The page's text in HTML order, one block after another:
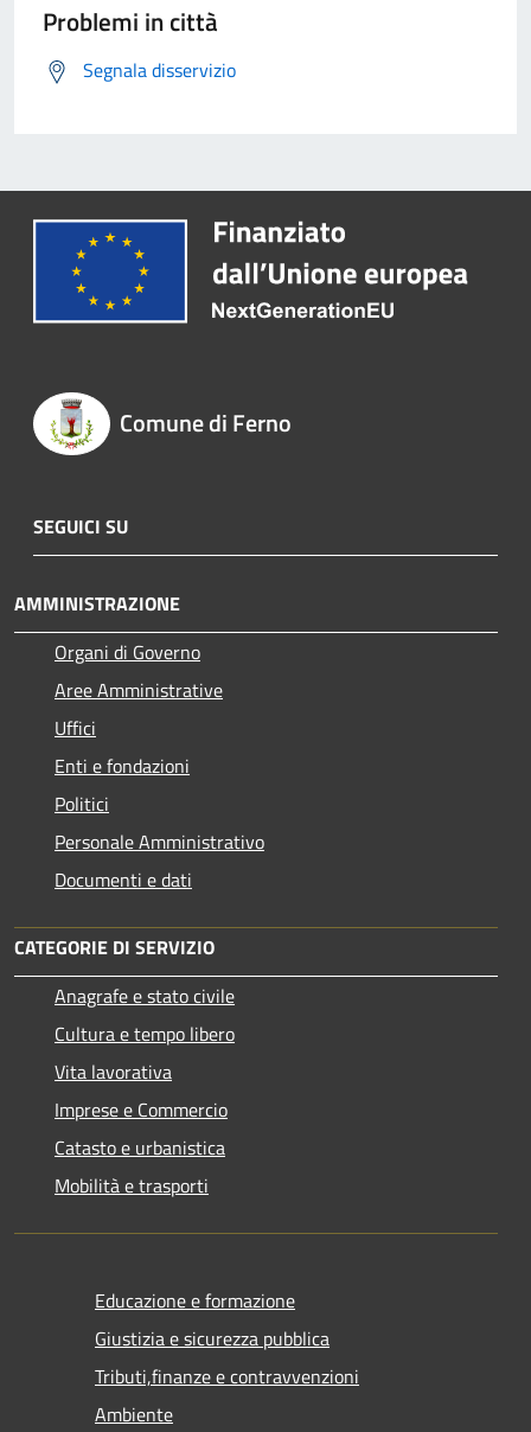
Problemi in città
Segnala disservizio
Comune di Ferno
SEGUICI SU
AMMINISTRAZIONE
Organi di Governo
Aree Amministrative
Uffici
Enti e fondazioni
Politici
Personale Amministrativo
Documenti e dati
CATEGORIE DI SERVIZIO
Anagrafe e stato civile
Cultura e tempo libero
Vita lavorativa
Imprese e Commercio
Catasto e urbanistica
Mobilità e trasporti
Educazione e formazione
Giustizia e sicurezza pubblica
Tributi,finanze e contravvenzioni
Ambiente